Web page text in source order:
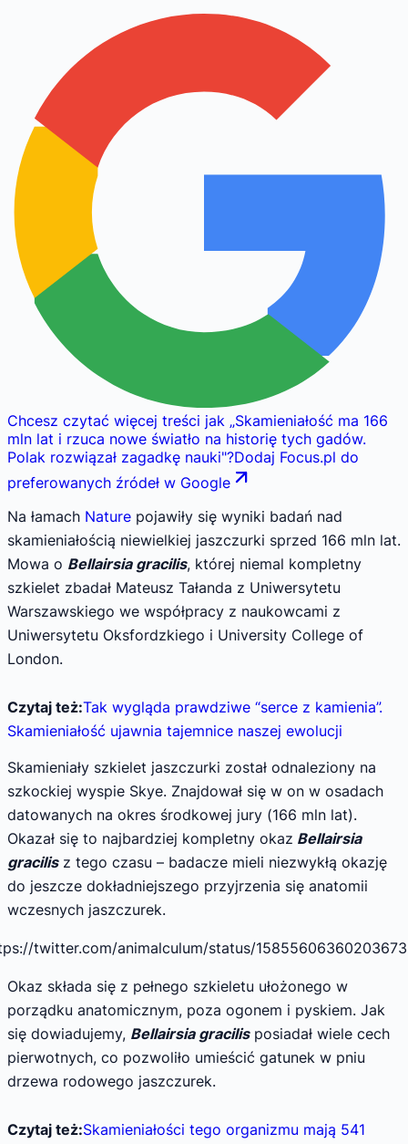
Chcesz czytać więcej treści jak „Skamieniałość ma 166
mln lat i rzuca nowe światło na historię tych gadów.
Polak rozwiązał zagadkę nauki"?Dodaj Focus.pl do
preferowanych źródeł w Google
Na łamach Nature pojawiły się wyniki badań nad
skamieniałością niewielkiej jaszczurki sprzed 166 mln lat.
Mowa o Bellairsia gracilis, której niemal kompletny
szkielet zbadał Mateusz Tałanda z Uniwersytetu
Warszawskiego we współpracy z naukowcami z
Uniwersytetu Oksfordzkiego i University College of
London.
Czytaj też:Tak wygląda prawdziwe “serce z kamienia”.
Skamieniałość ujawnia tajemnice naszej ewolucji
Skamieniały szkielet jaszczurki został odnaleziony na
szkockiej wyspie Skye. Znajdował się w on w osadach
datowanych na okres środkowej jury (166 mln lat).
Okazał się to najbardziej kompletny okaz Bellairsia
gracilisz tego czasu – badacze mieli niezwykłą okazję
do jeszcze dokładniejszego przyjrzenia się anatomii
wczesnych jaszczurek.
twitter.com/animalculum/status/
Okaz składa się z pełnego szkieletu ułożonego w
porządku anatomicznym, poza ogonem i pyskiem. Jak
się dowiadujemy, Bellairsia gracilisposiadał wiele cech
pierwotnych, co pozwoliło umieścić gatunek w pniu
drzewa rodowego jaszczurek.
Czytaj też:Skamieniałości tego organizmu mają 541